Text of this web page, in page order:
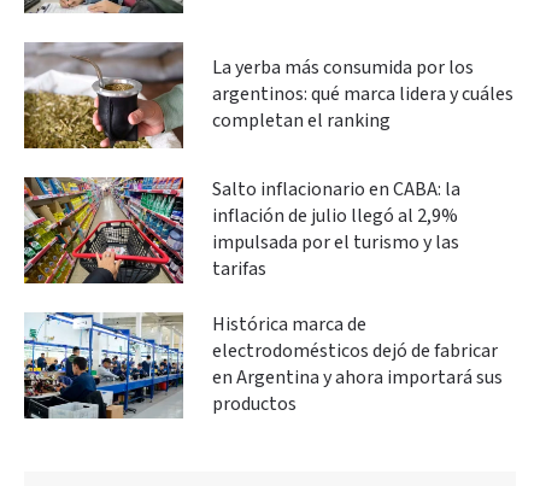
La yerba más consumida por los
argentinos: qué marca lidera y cuáles
completan el ranking
Salto inflacionario en CABA: la
inflación de julio llegó al 2,9%
impulsada por el turismo y las
tarifas
Histórica marca de
electrodomésticos dejó de fabricar
en Argentina y ahora importará sus
productos